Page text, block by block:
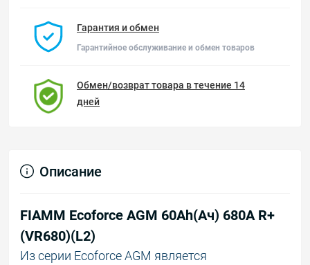
Гарантия и обмен
Гарантийное обслуживание и обмен товаров
Обмен/возврат товара в течение 14
дней
Описание
FIAMM Ecoforce AGM 60Аh(Ач) 680А R+
(VR680)(L2)
Из серии Ecoforce AGM является